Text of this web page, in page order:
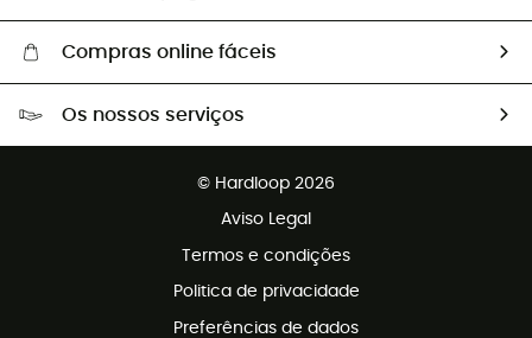
Compras online fáceis
Devoluções gratuitas em 100 dias
Os nossos serviços
© Hardloop 2026
Aviso Legal
Termos e condições
Politica de privacidade
Preferências de dados